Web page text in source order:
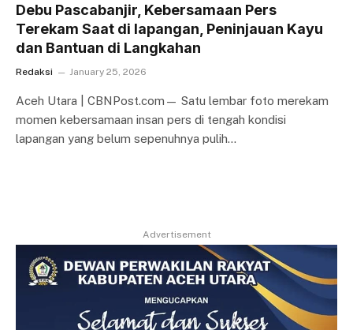
Debu Pascabanjir, Kebersamaan Pers
Terekam Saat di lapangan, Peninjauan Kayu
dan Bantuan di Langkahan
Redaksi January 25, 2026
Aceh Utara | CBNPost.com— Satu lembar foto merekam
momen kebersamaan insan pers di tengah kondisi
lapangan yang belum sepenuhnya pulih…
Advertisement